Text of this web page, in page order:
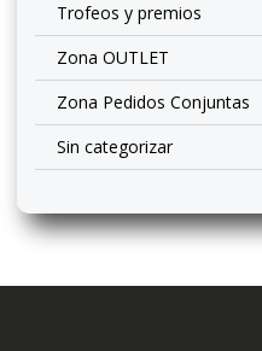
Trofeos y premios
Zona OUTLET
Zona Pedidos Conjuntas
Sin categorizar